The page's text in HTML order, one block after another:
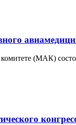
комитете (МАК)